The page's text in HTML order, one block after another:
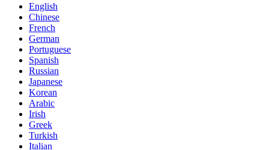
English
Chinese
French
German
Portuguese
Spanish
Russian
Japanese
Korean
Arabic
Irish
Greek
Turkish
Italian